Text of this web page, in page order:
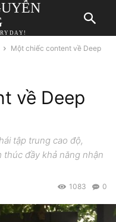
Một chiếc content về Deep
về Deep
tập trung cao độ,
đầy khả năng nhận
0
1083